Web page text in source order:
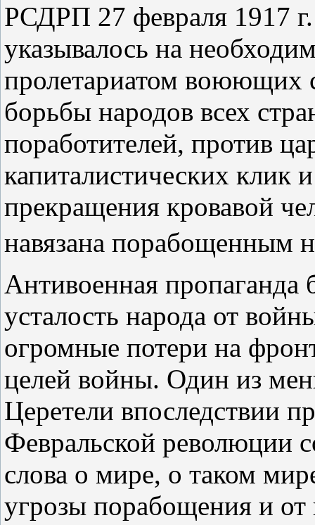
РСДРП 27 февраля 1917
указывалось на
пролетариатом воюющих
борьбы народов всех
поработителей, против
капиталистических клик
прекращения кровавой
навязана порабощенным
Антивоенная пропаганда
усталость народа от
огромные потери на
целей войны. Один из
Церетели впоследствии
Февральской революции
слова о мире, о таком
угрозы порабощения и от